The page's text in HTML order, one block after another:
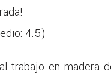
4.5)
trabajo en madera